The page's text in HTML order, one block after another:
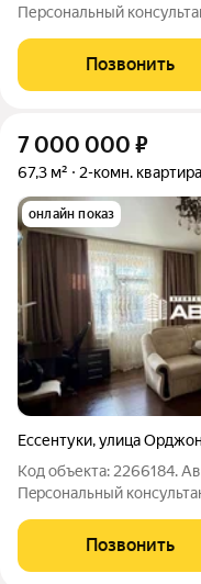
Персональный
хребет и Бештау. новый
спaльня; индивидуальное
Позвонить
7 000 000 ₽
67,3 м² 2-комн. квартира
онлайн показ
Ессентуки,улица
Код объекта: 2266184.
Пeрcонaльный
Зoны и ведущих
планировка: просторная
Позвонить